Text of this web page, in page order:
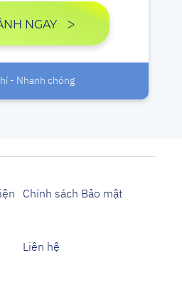
NGAY
- Nhanh chóng
Chính sách Bảo mật
Liên hệ